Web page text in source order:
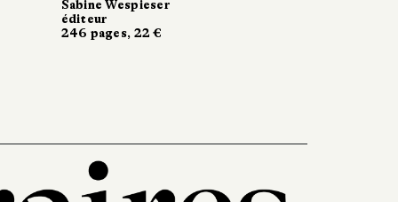
Sabine Wespieser
éditeur
246 pages, 22 €
Sabine Wespieser
éditeur
246 pages, 22 €